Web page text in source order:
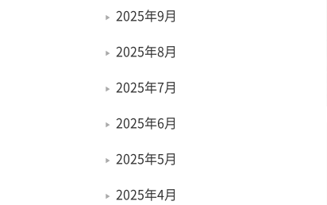
2025年9月
2025年8月
2025年7月
2025年6月
2025年5月
2025年4月